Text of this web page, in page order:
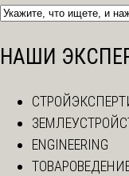
НАШИ
ENGINEERING